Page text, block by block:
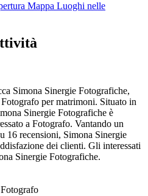
Mappa Luoghi nelle
Simona Sinergie Fotografiche,
per matrimoni. Situato in
Sinergie Fotografiche è
a Fotografo. Vantando un
16 recensioni, Simona Sinergie
dei clienti. Gli interessati
Sinergie Fotografiche.
Fotografo